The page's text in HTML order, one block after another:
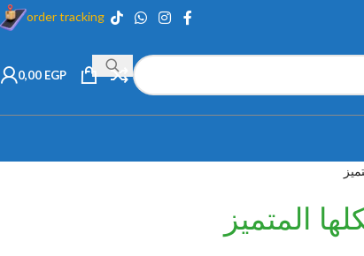
order tracking
0,00 EGP
المتميز